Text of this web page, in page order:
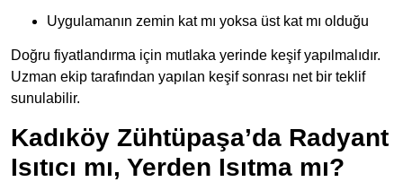
Uygulamanın zemin kat mı yoksa üst kat mı olduğu
Doğru fiyatlandırma için mutlaka yerinde keşif yapılmalıdır.
Uzman ekip tarafından yapılan keşif sonrası net bir teklif
sunulabilir.
Kadıköy Zühtüpaşa’da Radyant
Isıtıcı mı, Yerden Isıtma mı?